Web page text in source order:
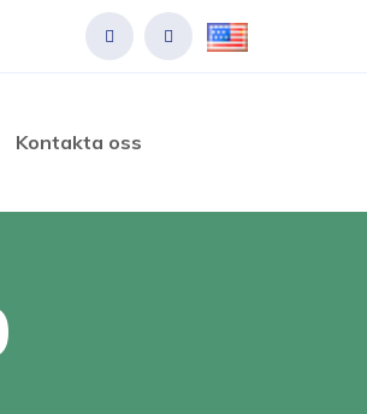
Kontakta oss